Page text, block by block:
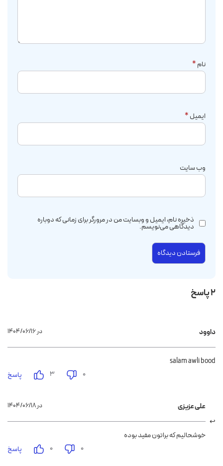
2 پاسخ
داوود ۱۴۰۴/۰۶/۱۶ در
salam awli bood
۳
۰ پاسخ
علی عزیزی ۱۴۰۴/۰۶/۱۸ در
خوشحالیم که براتون مفید بوده
۰
۰ پاسخ
نام*
ایمیل*
وب‌ سایت
ذخیره نام، ایمیل و وبسایت من در مرورگر برای زمانی که دوباره
دیدگاهی می‌نویسم.